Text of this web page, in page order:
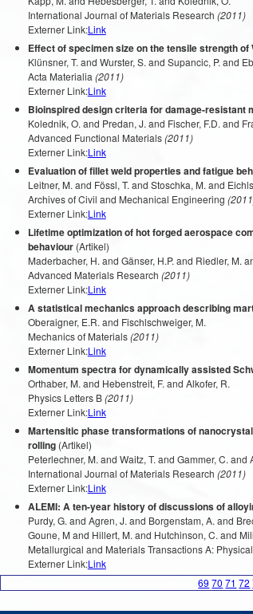
International Journal of Materials Research (2011)
Externer Link:Link
Effect of specimen size on the tensile strength of
Klünsner, T. and Wurster, S. and Supancic, P. and
Acta Materialia (2011)
Externer Link:Link
Bioinspired design criteria for damage-
Kolednik, O. and Predan, J. and Fischer, F.D. and
Advanced Functional Materials(2011)
Externer Link:Link
Evaluation of fillet weld properties and fatigue
Leitner, M. and Fössl, T. and Stoschka, M. and
Archives of Civil and Mechanical Engineering
Externer Link:Link
Lifetime optimization of hot forged aerospace
behaviour(Artikel)
Maderbacher, H. and Gänser, H.P. and Riedler, M.
Advanced Materials Research (2011)
Externer Link:Link
A statistical mechanics approach describing
Oberaigner, E.R. and Fischlschweiger, M.
Mechanics of Materials(2011)
Externer Link:Link
Momentum spectra for dynamically assisted
Orthaber, M. and Hebenstreit, F. and Alkofer, R.
Physics Letters B(2011)
Externer Link:Link
Martensitic phase transformations of
rolling(Artikel)
Peterlechner, M. and Waitz, T. and Gammer, C. and
International Journal of Materials Research (2011)
Externer Link:Link
ALEMI: A ten-year history of discussions of
Purdy, G. and Agren, J. and Borgenstam, A. and
Goune, M and Hillert, M. and Hutchinson, C. and
Metallurgical and Materials Transactions A:
Externer Link:Link
69 70 71 72